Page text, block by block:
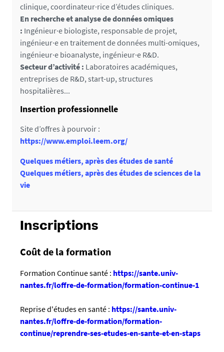
clinique, coordinateur·rice d’études cliniques.
En recherche et analyse de données omiques
: Ingénieur·e biologiste, responsable de projet,
ingénieur·e en traitement de données multi-omiques,
ingénieur·e bioanalyste, ingénieur·e R&D.
Secteur d’activité : Laboratoires académiques,
entreprises de R&D, start-up, structures
hospitalières...
Insertion professionnelle
Site d’offres à pourvoir :
https://www.emploi.leem.org/
Quelques métiers, après des études de santé
Quelques métiers, après des études de sciences de la
vie
Inscriptions
Coût de la formation
Formation Continue santé : https://sante.univ-
nantes.fr/loffre-de-formation/formation-continue-1
Reprise d'études en santé : https://sante.univ-
nantes.fr/loffre-de-formation/formation-
continue/reprendre-ses-etudes-en-sante-et-en-staps